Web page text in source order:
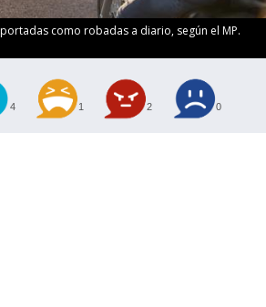
como robadas a diario, según el MP.
4 1 2 0